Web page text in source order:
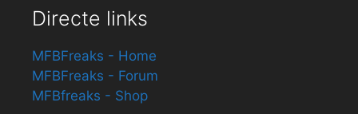
Directe links
MFBFreaks - Home
MFBFreaks - Forum
MFBfreaks - Shop